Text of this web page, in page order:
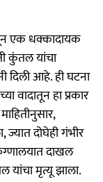
एक धक्कादायक
कुंतल यांचा
दिली आहे. ही घटना
वादातून हा प्रकार
दोघेही गंभीर
दाखल
यांचा मृत्यू झाला.